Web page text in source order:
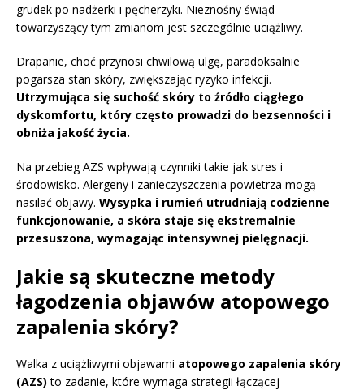
grudek po nadżerki i pęcherzyki. Nieznośny świąd
towarzyszący tym zmianom jest szczególnie uciążliwy.
Drapanie, choć przynosi chwilową ulgę, paradoksalnie
pogarsza stan skóry, zwiększając ryzyko infekcji.
Utrzymująca się suchość skóry to źródło ciągłego
dyskomfortu, który często prowadzi do bezsenności i
obniża jakość życia.
Na przebieg AZS wpływają czynniki takie jak stres i
środowisko. Alergeny i zanieczyszczenia powietrza mogą
nasilać objawy. Wysypka i rumień utrudniają codzienne
funkcjonowanie, a skóra staje się ekstremalnie
przesuszona, wymagając intensywnej pielęgnacji.
Jakie są skuteczne metody
łagodzenia objawów atopowego
zapalenia skóry?
Walka z uciążliwymi objawami atopowego zapalenia skóry
(AZS) to zadanie, które wymaga strategii łączącej